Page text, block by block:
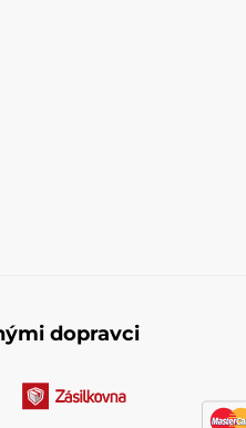
dopravci